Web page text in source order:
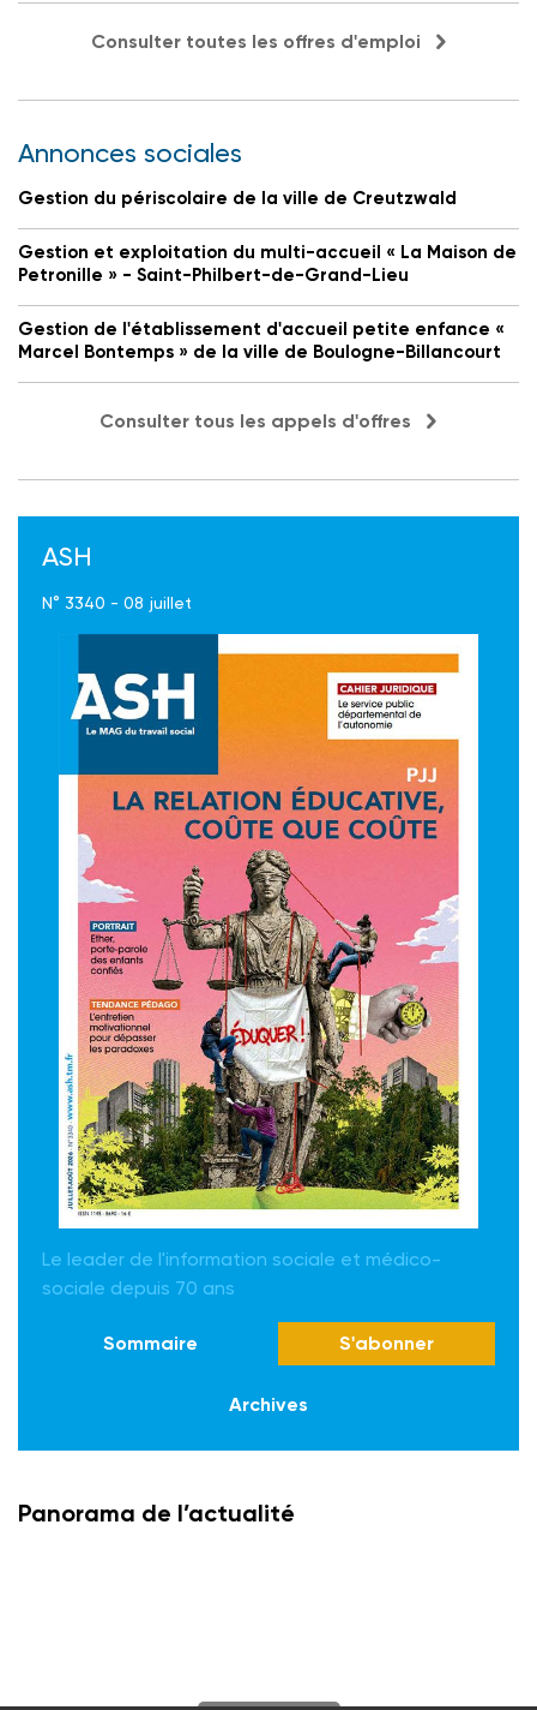
Consulter toutes les offres d'emploi
Annonces sociales
Gestion du périscolaire de la ville de Creutzwald
Gestion et exploitation du multi-accueil « La Maison de
Petronille » - Saint-Philbert-de-Grand-Lieu
Gestion de l'établissement d'accueil petite enfance «
Marcel Bontemps » de la ville de Boulogne-Billancourt
Consulter tous les appels d'offres
ASH
N° 3340 - 08 juillet
Le leader de l'information sociale et médico-
sociale depuis 70 ans
Sommaire S'abonner
Archives
Panorama de l’actualité